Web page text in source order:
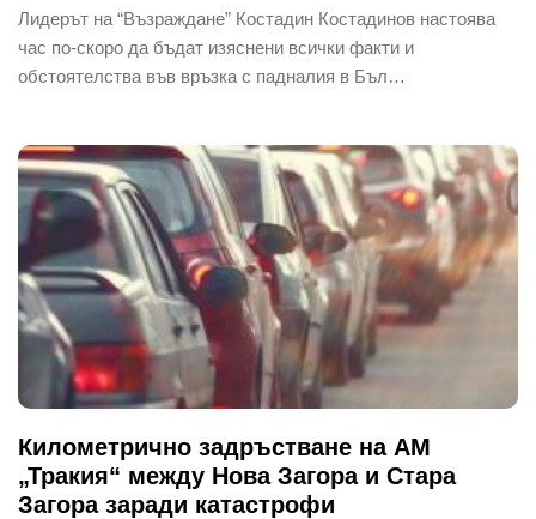
Лидерът на “Възраждане” Костадин Костадинов настоява
час по-скоро да бъдат изяснени всички факти и
обстоятелства във връзка с падналия в Бъл…
Километрично задръстване на АМ
„Тракия“ между Нова Загора и Стара
Загора заради катастрофи